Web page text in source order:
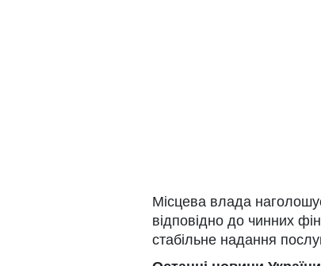
Місцева влада
відповідно до чинних
стабільне надання